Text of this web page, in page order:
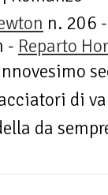
n. 206 -
- Reparto
di
da